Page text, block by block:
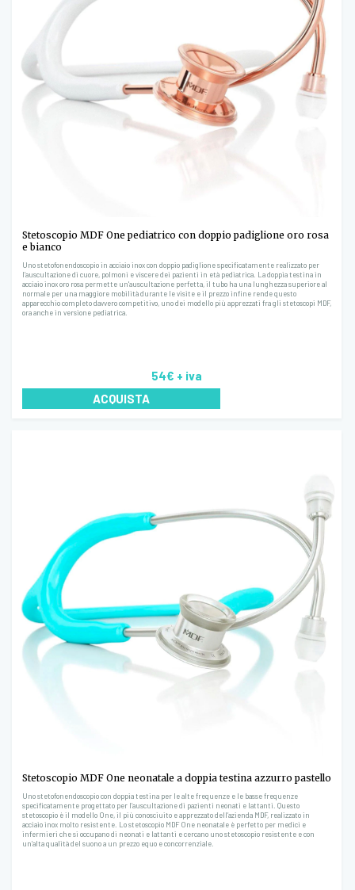
Stetoscopio MDF One pediatrico con doppio padiglione oro rosa
e bianco
Uno stetofonendoscopio in acciaio inox con doppio padiglione specificatamente realizzato per
l’auscultazione di cuore, polmoni e viscere dei pazienti in età pediatrica. La doppia testina in
acciaio inox oro rosa permette un'auscultazione perfetta, il tubo ha una lunghezza superiore al
normale per una maggiore mobilità durante le visite e il prezzo infine rende questo
apparecchio completo davvero competitivo, uno dei modello più apprezzati fra gli stetoscopi MDF,
ora anche in versione pediatrica.
54€ + iva
ACQUISTA
Stetoscopio MDF One neonatale a doppia testina azzurro pastello
Uno stetofonendoscopio con doppia testina per le alte frequenze e le basse frequenze
specificatamente progettato per l’auscultazione di pazienti neonati e lattanti. Questo
stetoscopio è il modello One, il più conosciuito e apprezzato dell’azienda MDF, realizzato in
acciaio inox molto resistente. Lo stetoscopio MDF One neonatale è perfetto per medici e
infermieri che si occupano di neonati e lattanti e cercano uno stetoscopio resistente e con
un’alta qualità del suono a un prezzo equo e concorrenziale.